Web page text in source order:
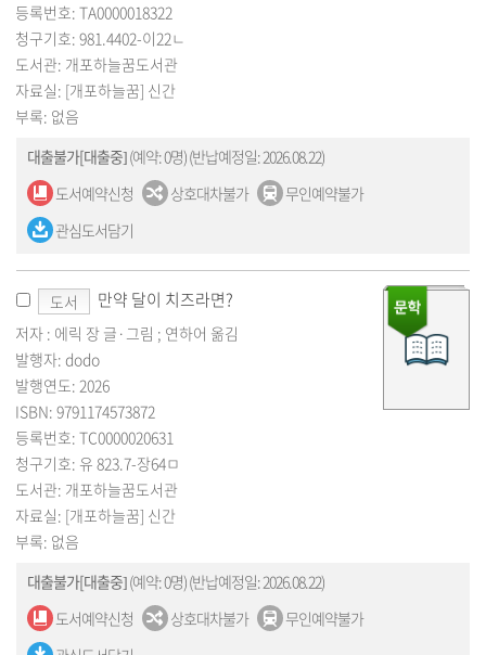
등록번호: TA0000018322
청구기호: 981.4402-이22ㄴ
도서관: 개포하늘꿈도서관
자료실: [개포하늘꿈] 신간
부록: 없음
대출불가[대출중](예약: 0명)(반납예정일: 2026.08.22)
도서예약신청
상호대차불가
무인예약불가
관심도서담기
도서 만약 달이 치즈라면?
저자 : 에릭 장 글·그림 ; 연하어 옮김
발행자: dodo
발행연도: 2026
ISBN: 9791174573872
등록번호: TC0000020631
청구기호: 유 823.7-장64ㅁ
도서관: 개포하늘꿈도서관
자료실: [개포하늘꿈] 신간
부록: 없음
대출불가[대출중](예약: 0명)(반납예정일: 2026.08.22)
도서예약신청
상호대차불가
무인예약불가